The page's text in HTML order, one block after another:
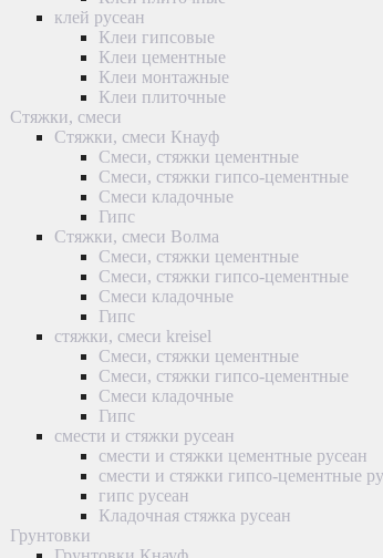
клей русеан
Клеи гипсовые
Клеи цементные
Клеи монтажные
Клеи плиточные
Стяжки, смеси
Стяжки, смеси Кнауф
Смеси, стяжки цементные
Смеси, стяжки гипсо-цементные
Смеси кладочные
Гипс
Стяжки, смеси Волма
Смеси, стяжки цементные
Смеси, стяжки гипсо-цементные
Смеси кладочные
Гипс
стяжки, смеси kreisel
Смеси, стяжки цементные
Смеси, стяжки гипсо-цементные
Смеси кладочные
Гипс
смести и стяжки русеан
смести и стяжки цементные русеан
смести и стяжки гипсо-цементные
гипс русеан
Кладочная стяжка русеан
Грунтовки